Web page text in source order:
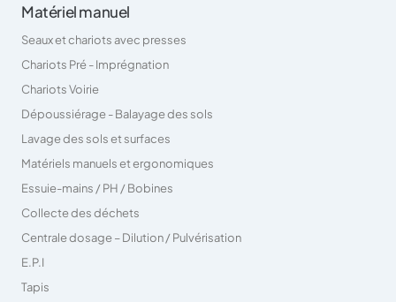
Matériel manuel
Seaux et chariots avec presses
Chariots Pré - Imprégnation
Chariots Voirie
Dépoussiérage - Balayage des sols
Lavage des sols et surfaces
Matériels manuels et ergonomiques
Essuie-mains / PH / Bobines
Collecte des déchets
Centrale dosage – Dilution / Pulvérisation
E.P.I
Tapis